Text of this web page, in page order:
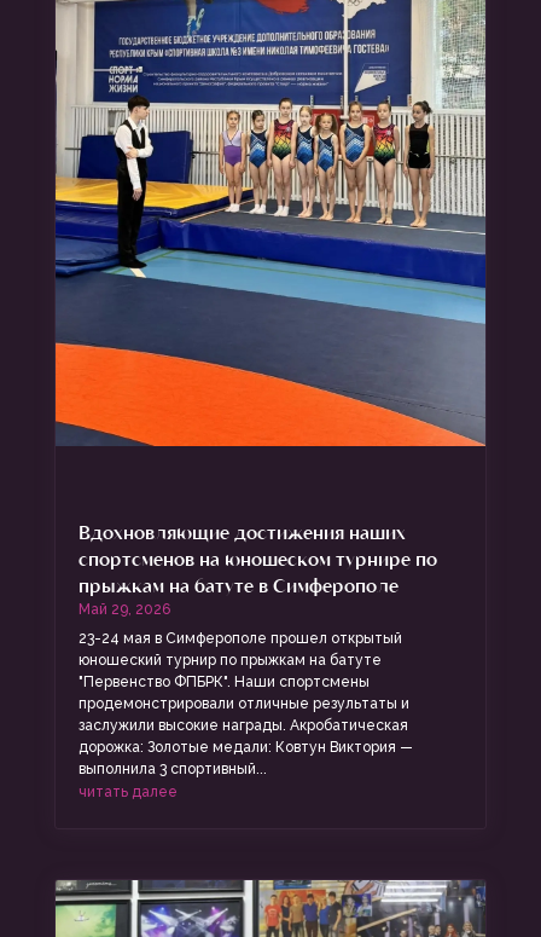
Вдохновляющие достижения наших
спортсменов на юношеском турнире по
прыжкам на батуте в Симферополе
Май 29, 2026
23-24 мая в Симферополе прошел открытый
юношеский турнир по прыжкам на батуте
"Первенство ФПБРК". Наши спортсмены
продемонстрировали отличные результаты и
заслужили высокие награды. Акробатическая
дорожка: Золотые медали: Ковтун Виктория —
выполнила 3 спортивный...
читать далее